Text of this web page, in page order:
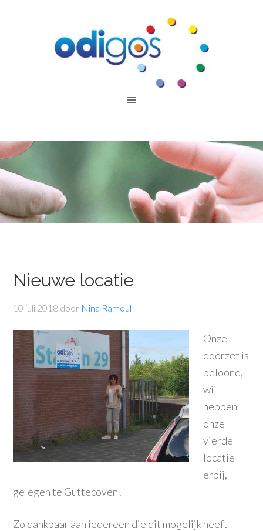
Nieuwe locatie
10 juli 2018 door Nina Ramoul
Onze
doorzet is
beloond,
wij
hebben
onze
vierde
locatie
erbij,
gelegen te Guttecoven!
Zo dankbaar aan iedereen die dit mogelijk heeft